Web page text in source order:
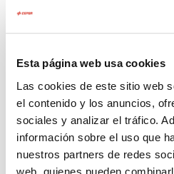
Esta página web usa cookies
Las cookies de este sitio web
el contenido y los anuncios,
sociales y analizar el tráfico.
información sobre el uso que
nuestros partners de redes
web, quienes pueden
optimizar el consumo
desde el diagnóstico
inicial hasta un plan de
mejora con medidas
concretas.